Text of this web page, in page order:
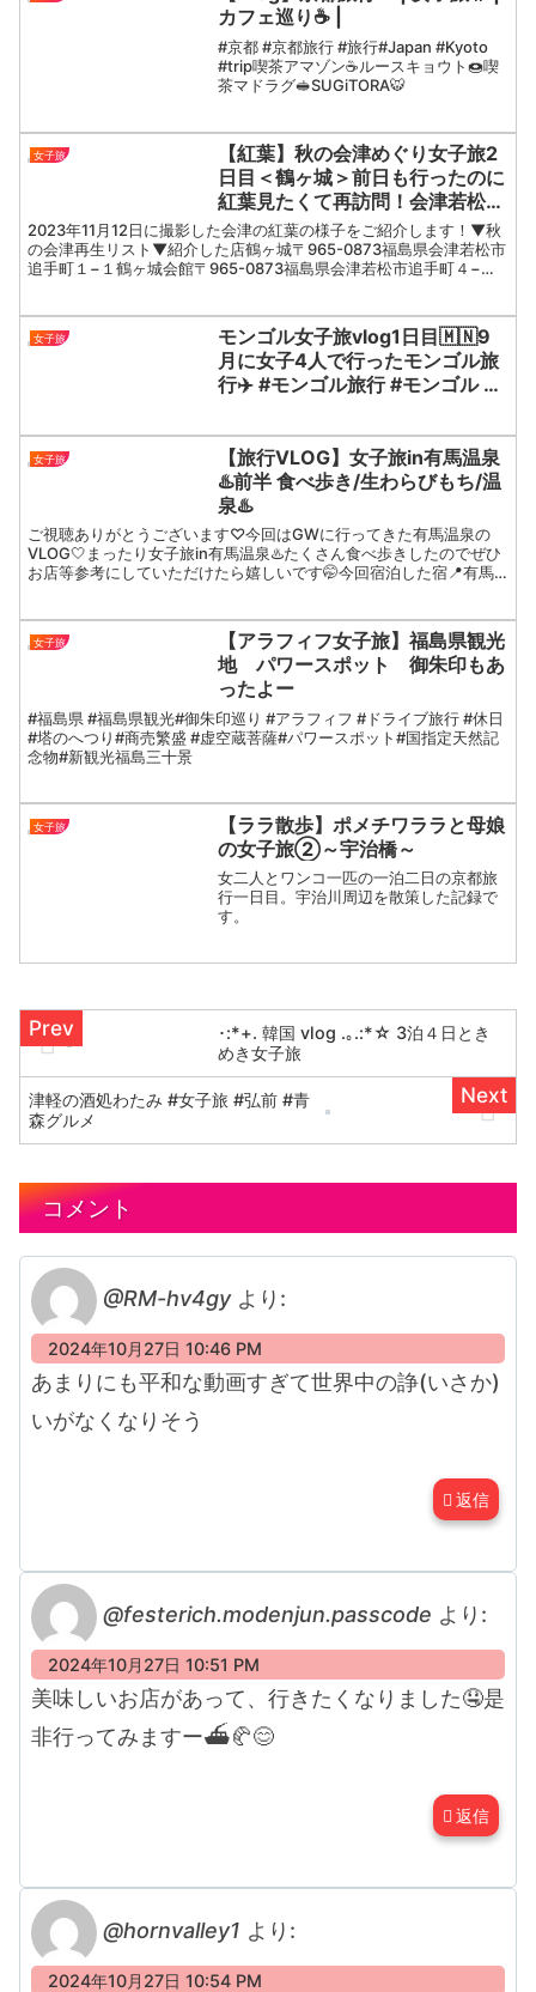
カフェ巡り☕️ |
#京都 #京都旅行 #旅行#Japan #Kyoto
#trip喫茶アマゾン☕️ルースキョウト🍩喫
茶マドラグ🥪SUGiTORA🐯
女子旅
【紅葉】秋の会津めぐり女子旅2
日目＜鶴ヶ城＞前日も行ったのに
紅葉見たくて再訪問！会津若松市
観光大使と巡る会津旅！
2023年11月12日に撮影した会津の紅葉の様子をご紹介します！▼秋
の会津再生リスト▼紹介した店鶴ヶ城〒965-0873福島県会津若松市
追手町１−１鶴ヶ城会館〒965-0873福島県会津若松市追手町４−４
女子旅
モンゴル女子旅vlog1日目🇲🇳9
月に女子4人で行ったモンゴル旅
行✈️ #モンゴル旅行 #モンゴル #
女子旅
【旅行VLOG】女子旅in有馬温泉
♨️前半 食べ歩き/生わらびもち/温
泉♨️
ご視聴ありがとうございます♡今回はGWに行ってきた有馬温泉の
VLOG🤍まったり女子旅in有馬温泉♨️たくさん食べ歩きしたのでぜひ
お店等参考にしていただけたら嬉しいです🤭今回宿泊した宿📍有馬
女子旅
【アラフィフ女子旅】福島県観光
地 パワースポット 御朱印もあ
ったよー
#福島県 #福島県観光#御朱印巡り #アラフィフ #ドライブ旅行 #休日
#塔のへつり#商売繁盛 #虚空蔵菩薩#パワースポット#国指定天然記
念物#新観光福島三十景
女子旅
【ララ散歩】ポメチワララと母娘
の女子旅②～宇治橋～
女二人とワンコ一匹の一泊二日の京都旅
行一日目。宇治川周辺を散策した記録で
す。
･:*+. 韓国 vlog .｡.:*☆ 3泊４日とき
めき女子旅
津軽の酒処わたみ #女子旅 #弘前 #青
森グルメ
コメント
@RM-hv4gy より:
2024年10月27日 10:46 PM
あまりにも平和な動画すぎて世界中の諍(いさか)
いがなくなりそう
返信
@festerich.modenjun.passcode より:
2024年10月27日 10:51 PM
美味しいお店があって、行きたくなりました🤤是
非行ってみますー⛴️🥐😊
返信
@hornvalley1 より:
2024年10月27日 10:54 PM